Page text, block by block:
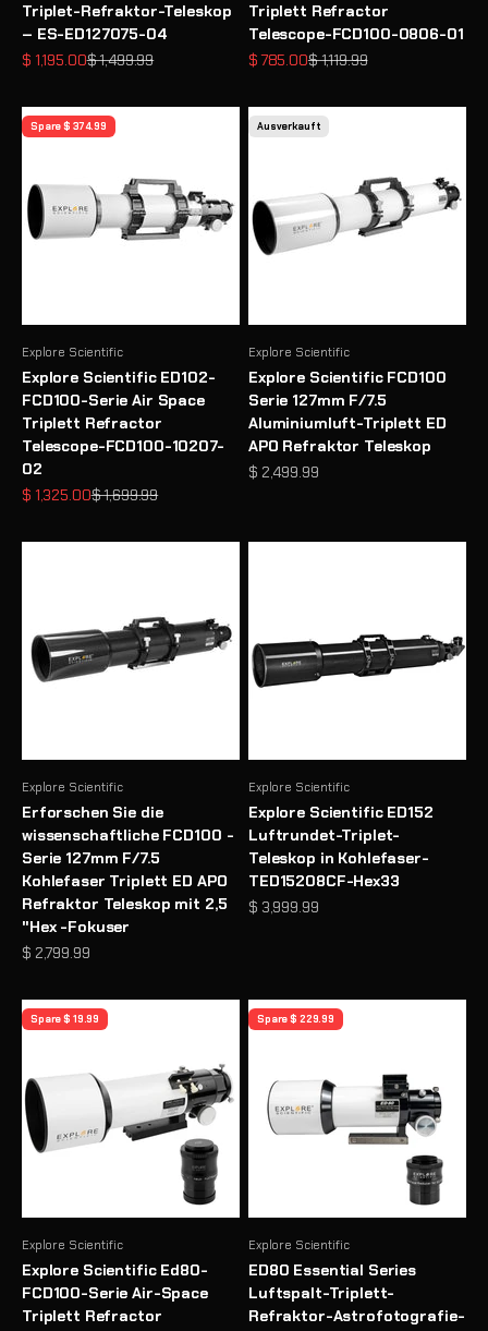
Triplet-Refraktor-Teleskop
– ES-ED127075-04
Angebot
$ 1,195.00Regulärer Preis
$ 1,499.99
Triplett Refractor
Telescope-FCD100-0806-01
Angebot
$ 785.00Regulärer Preis
$ 1,119.99
Spare $ 374.99
Explore Scientific
Explore Scientific ED102-
FCD100-Serie Air Space
Triplett Refractor
Telescope-FCD100-10207-
02
Angebot
$ 1,325.00Regulärer Preis
$ 1,699.99
Ausverkauft
Explore Scientific
Explore Scientific FCD100
Serie 127mm F/7.5
Aluminiumluft-Triplett ED
APO Refraktor Teleskop
Angebot
$ 2,499.99
Explore Scientific
Erforschen Sie die
wissenschaftliche FCD100 -
Serie 127mm F/7.5
Kohlefaser Triplett ED APO
Refraktor Teleskop mit 2,5
"Hex -Fokuser
Angebot
$ 2,799.99
Explore Scientific
Explore Scientific ED152
Luftrundet-Triplet-
Teleskop in Kohlefaser-
TED15208CF-Hex33
Angebot
$ 3,999.99
Spare $ 19.99
Explore Scientific
Explore Scientific Ed80-
FCD100-Serie Air-Space
Triplett Refractor
Spare $ 229.99
Explore Scientific
ED80 Essential Series
Luftspalt-Triplett-
Refraktor-Astrofotografie-